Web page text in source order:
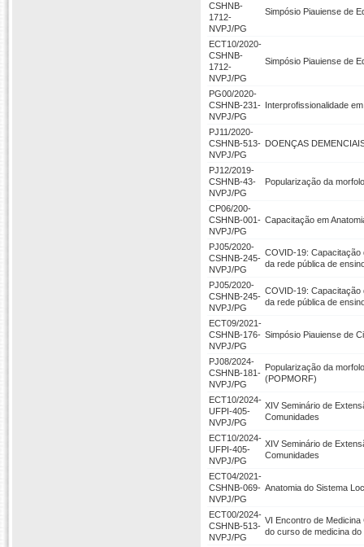
CSHNB-
1712-
NVPJ/PG
Simpósio Piauiense de
ECT10/2020-
CSHNB-
1712-
NVPJ/PG
Simpósio Piauiense de
PG00/2020-
CSHNB-231-
NVPJ/PG
Interprofissionalidade
PJ11/2020-
CSHNB-513-
NVPJ/PG
DOENÇAS
PJ12/2019-
CSHNB-43-
NVPJ/PG
Popularização da
CP06/200-
CSHNB-001-
NVPJ/PG
Capacitação em
PJ05/2020-
CSHNB-245-
NVPJ/PG
COVID-19:
da rede pública de
PJ05/2020-
CSHNB-245-
NVPJ/PG
COVID-19:
da rede pública de
ECT09/2021-
CSHNB-176-
NVPJ/PG
Simpósio Piauiense de
PJ08/2024-
CSHNB-181-
NVPJ/PG
Popularização da
(POPMORF)
ECT10/2024-
UFPI-405-
NVPJ/PG
XIV Seminário de
Comunidades
ECT10/2024-
UFPI-405-
NVPJ/PG
XIV Seminário de
Comunidades
ECT04/2021-
CSHNB-069-
NVPJ/PG
Anatomia do Sistema
ECT00/2024-
CSHNB-513-
NVPJ/PG
VI Encontro de
do curso de medicina do